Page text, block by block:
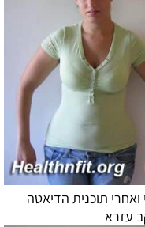
תוכנית הדיאטה
עזרא